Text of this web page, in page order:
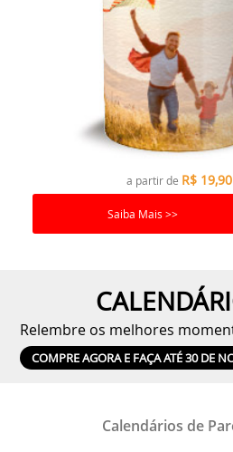
a partir de R$ 19,90
Saiba Mais >>
Relembre os melhores
COMPRE AGORA E FAÇA ATÉ 30 DE
Calendários de